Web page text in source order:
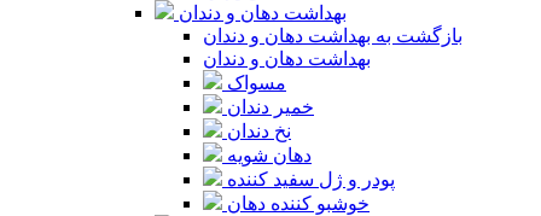
بهداشت دهان و دندان
بازگشت به بهداشت دهان و دندان
بهداشت دهان و دندان
مسواک
خمیر دندان
نخ دندان
دهان شویه
پودر و ژل سفید کننده
خوشبو کننده دهان